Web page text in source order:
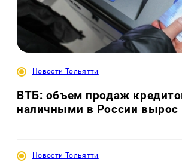
Новости Тольятти
ВТБ: объем продаж
наличными в России вырос
Новости Тольятти